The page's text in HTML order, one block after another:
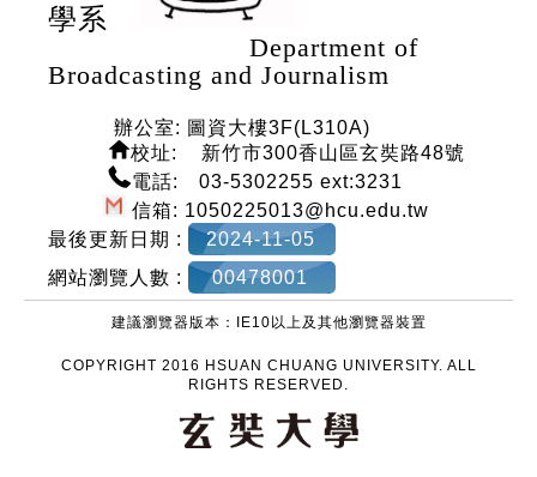
學系
Department of
Broadcasting and Journalism
辦公室: 圖資大樓3F(L310A)
校址: 新竹市300香山區玄奘路48號
電話: 03-5302255 ext:3231
信箱: 1050225013@hcu.edu.tw
最後更新日期 :
2024-11-05
網站瀏覽人數 :
00478001
建議瀏覽器版本：IE10以上及其他瀏覽器裝置
COPYRIGHT 2016 HSUAN CHUANG UNIVERSITY. ALL
RIGHTS RESERVED.